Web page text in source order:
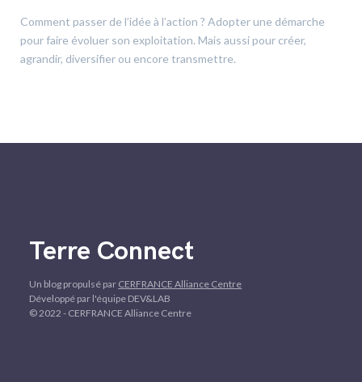
Comment passer de l’idée à l’action ? Adopter une démarche
pour faire évoluer son exploitation. Mais aussi pour créer,
agrandir, diversifier ou encore transmettre.
Terre Connect
Un blog propulsé par CERFRANCE Alliance Centre
Développé par l'équipe DEV&LAB
© 2022 - CERFRANCE Alliance Centre